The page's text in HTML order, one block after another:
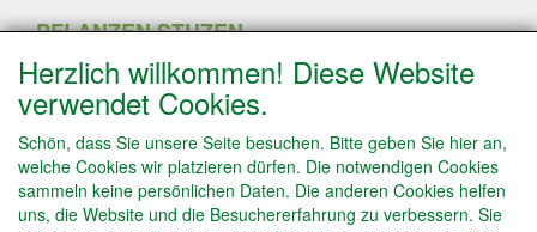
PFLANZEN STUZEN
Sommerschnitt
Pflanzen von Erdbeerpflanzen
Winterschnitt
Schneiden von Trauben- und Kiwipflanzen
Schneiden von Obstbäume in Spalierform
Obstbäume ausdünnen
Herzlich willkommen! Diese Website
verwendet Cookies.
Schön, dass Sie unsere Seite besuchen. Bitte geben Sie hier an,
welche Cookies wir platzieren dürfen. Die notwendigen Cookies
sammeln keine persönlichen Daten. Die anderen Cookies helfen
uns, die Website und die Besuchererfahrung zu verbessern. Sie